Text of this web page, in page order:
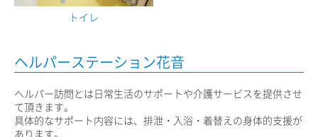
トイレ
ヘルパーステーション花音
ヘルパー訪問とは日常生活のサポートや介護サービスを提供させ
て頂きます。
具体的なサポート内容には、排泄・入浴・着替えの身体的支援が
あります。